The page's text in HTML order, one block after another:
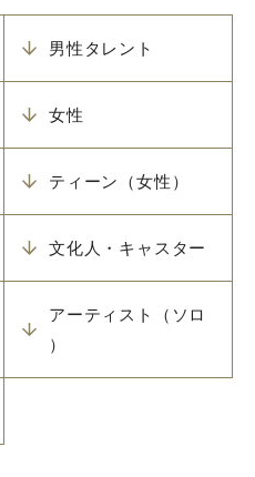
男性タレント
女性
ティーン（女性）
文化人・キャスター
アーティスト（ソロ
）